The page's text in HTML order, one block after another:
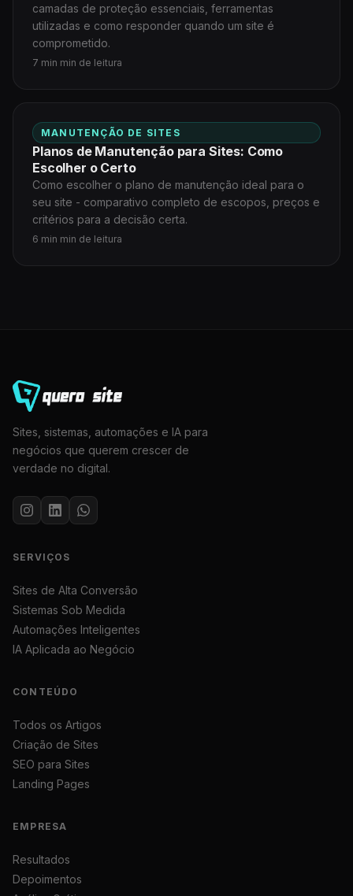
camadas de proteção essenciais, ferramentas
utilizadas e como responder quando um site é
comprometido.
7 min min de leitura
MANUTENÇÃO DE SITES
Planos de Manutenção para Sites: Como
Escolher o Certo
Como escolher o plano de manutenção ideal para o
seu site - comparativo completo de escopos, preços e
critérios para a decisão certa.
6 min min de leitura
Sites, sistemas, automações e IA para
negócios que querem crescer de
verdade no digital.
SERVIÇOS
Sites de Alta Conversão
Sistemas Sob Medida
Automações Inteligentes
IA Aplicada ao Negócio
CONTEÚDO
Todos os Artigos
Criação de Sites
SEO para Sites
Landing Pages
EMPRESA
Resultados
Depoimentos